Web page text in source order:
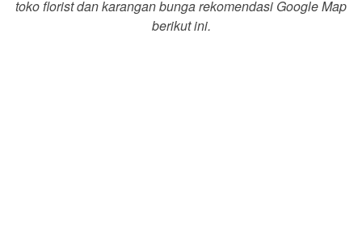
toko florist dan karangan bunga rekomendasi Google Map
berikut ini.